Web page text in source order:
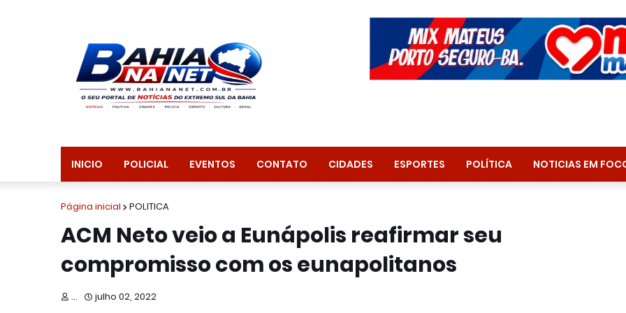
INICIO POLICIAL EVENTOS CONTATO CIDADES ESPORTES POLÍTICA NOTICIAS EM
Página inicial POLITICA
ACM Neto veio a Eunápolis reafirmar seu
compromisso com os eunapolitanos
... julho 02, 2022